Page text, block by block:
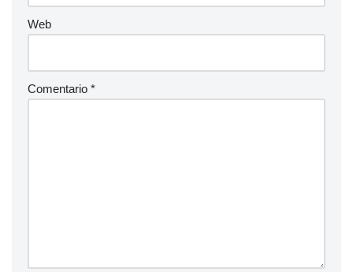
Web
Comentario *